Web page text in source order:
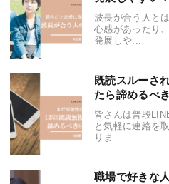
波長が合う人と
心感があったり
発展しや...
既読スルーさ
たら諦めるべ
皆さんは普段
と気軽に連絡を
りま...
職場で好きな